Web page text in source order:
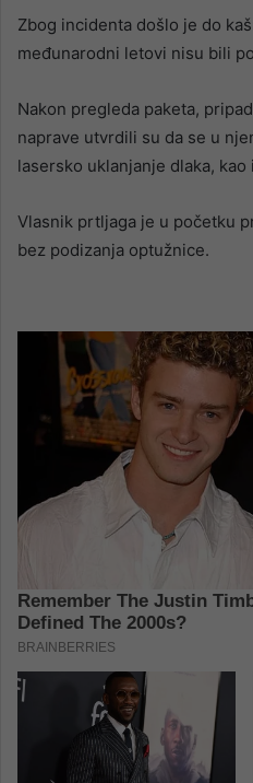
Zbog incidenta došlo je do
međunarodni letovi nisu bili
Nakon pregleda paketa,
naprave utvrdili su da se u
lasersko uklanjanje dlaka,
Vlasnik prtljaga je u početku
bez podizanja optužnice.